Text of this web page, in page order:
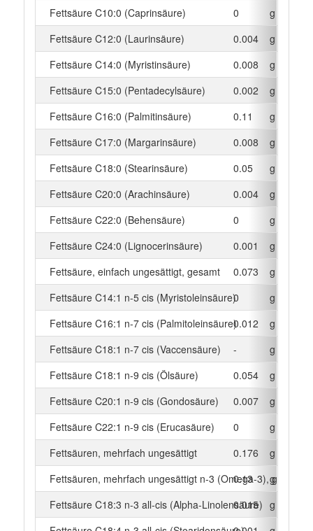
Fettsäure C10:0 (Caprinsäure)
0
g
Fettsäure C12:0 (Laurinsäure)
0.004
g
Fettsäure C14:0 (Myristinsäure)
0.008
g
Fettsäure C15:0 (Pentadecylsäure)
0.002
g
Fettsäure C16:0 (Palmitinsäure)
0.11
g
Fettsäure C17:0 (Margarinsäure)
0.008
g
Fettsäure C18:0 (Stearinsäure)
0.05
g
Fettsäure C20:0 (Arachinsäure)
0.004
g
Fettsäure C22:0 (Behensäure)
0
g
Fettsäure C24:0 (Lignocerinsäure)
0.001
g
Fettsäure, einfach ungesättigt, gesamt
0.073
g
Fettsäure C14:1 n-5 cis (Myristoleinsäure)0
g
Fettsäure C16:1 n-7 cis (Palmitoleinsäure)0.012
g
Fettsäure C18:1 n-7 cis (Vaccensäure)
-
g
Fettsäure C18:1 n-9 cis (Ölsäure)
0.054
g
Fettsäure C20:1 n-9 cis (Gondosäure)
0.007
g
Fettsäure C22:1 n-9 cis (Erucasäure)
0
g
Fettsäuren, mehrfach ungesättigt
0.176
g
Fettsäuren, mehrfach ungesättigt n-3 (Omega-3), gesamt
0.13
g
Fettsäure C18:3 n-3 all-cis (Alpha-Linolensäure)
0.015
g